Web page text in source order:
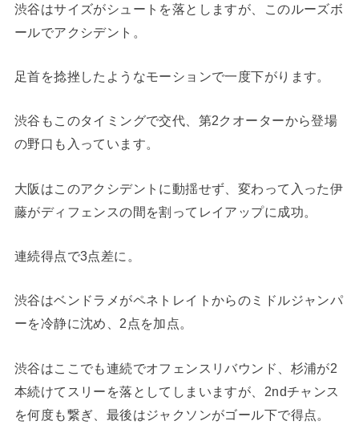
渋谷はサイズがシュートを落としますが、このルーズボ
ールでアクシデント。
足首を捻挫したようなモーションで一度下がります。
渋谷もこのタイミングで交代、第2クオーターから登場
の野口も入っています。
大阪はこのアクシデントに動揺せず、変わって入った伊
藤がディフェンスの間を割ってレイアップに成功。
連続得点で3点差に。
渋谷はベンドラメがペネトレイトからのミドルジャンパ
ーを冷静に沈め、2点を加点。
渋谷はここでも連続でオフェンスリバウンド、杉浦が2
本続けてスリーを落としてしまいますが、2ndチャンス
を何度も繋ぎ、最後はジャクソンがゴール下で得点。